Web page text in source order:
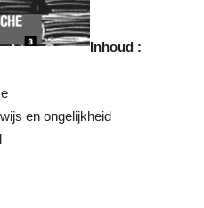
Inhoud :
en ongelijkheid